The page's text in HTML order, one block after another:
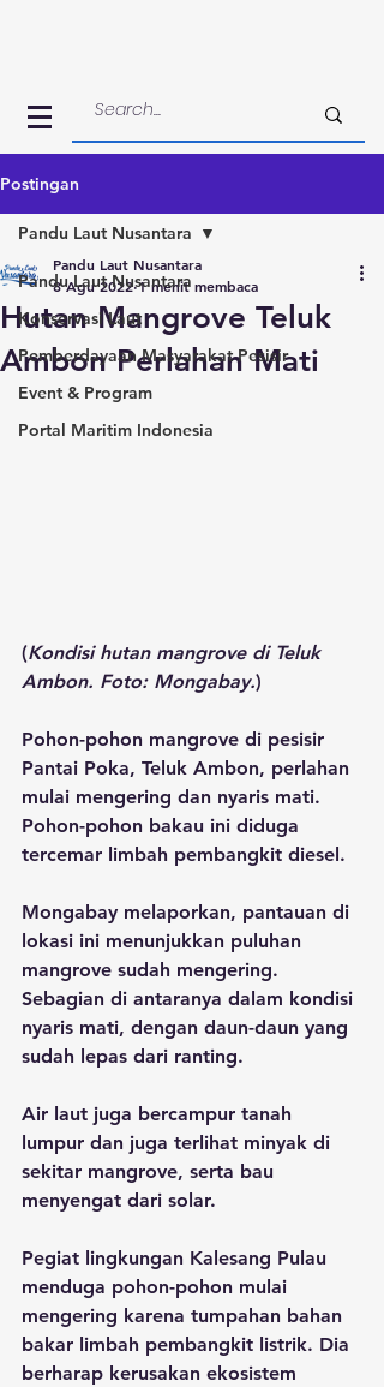
Postingan
Pandu Laut Nusantara
Konservasi Laut
Pemberdayaan Masyarakat Pesisir
Event & Program
Portal Maritim Indonesia
Pandu Laut Nusantara
Hutan Mangrove Teluk
Ambon Perlahan Mati
Pandu Laut Nusantara
8 Agu 2022 1 menit membaca
(Kondisi hutan mangrove di Teluk
Ambon. Foto: Mongabay.)
Pohon-pohon mangrove di pesisir
Pantai Poka, Teluk Ambon, perlahan
mulai mengering dan nyaris mati.
Pohon-pohon bakau ini diduga
tercemar limbah pembangkit diesel.
Mongabay melaporkan, pantauan di
lokasi ini menunjukkan puluhan
mangrove sudah mengering.
Sebagian di antaranya dalam kondisi
nyaris mati, dengan daun-daun yang
sudah lepas dari ranting.
Air laut juga bercampur tanah
lumpur dan juga terlihat minyak di
sekitar mangrove, serta bau
menyengat dari solar.
Pegiat lingkungan Kalesang Pulau
menduga pohon-pohon mulai
mengering karena tumpahan bahan
bakar limbah pembangkit listrik. Dia
berharap kerusakan ekosistem